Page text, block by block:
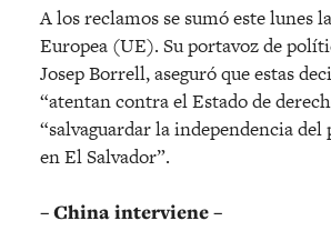
A los reclamos se sumó este lunes
Europea (UE). Su portavoz de
Josep Borrell, aseguró que estas
“atentan contra el Estado de
“salvaguardar la independencia
en El Salvador”.
– China interviene –